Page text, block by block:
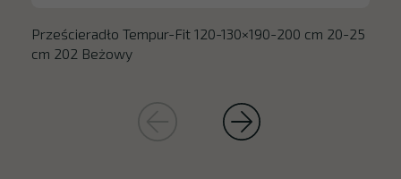
Prześcieradło Tempur-Fit 120-130×190-200 cm 20-25
cm 202 Beżowy